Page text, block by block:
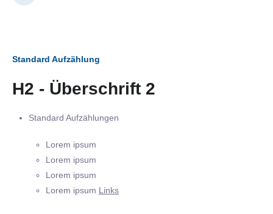
Standard Aufzählung
H2 - Überschrift 2
Standard Aufzählungen
Lorem ipsum
Lorem ipsum
Lorem ipsum
Lorem ipsum Links